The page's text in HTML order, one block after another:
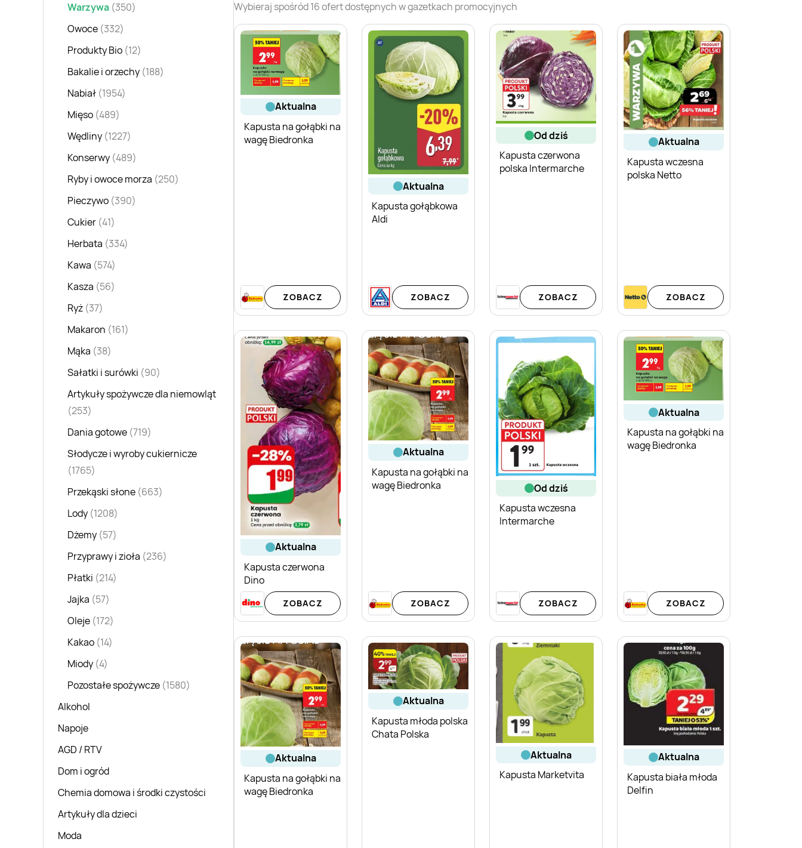
Warzywa (350)
Owoce (332)
Produkty Bio (12)
Bakalie i orzechy (188)
Nabiał (1954)
Mięso (489)
Wędliny (1227)
Konserwy (489)
Ryby i owoce morza (250)
Pieczywo (390)
Cukier (41)
Herbata (334)
Kawa (574)
Kasza (56)
Ryż (37)
Makaron (161)
Mąka (38)
Sałatki i surówki (90)
Artykuły spożywcze dla niemowląt
(253)
Dania gotowe (719)
Słodycze i wyroby cukiernicze
(1765)
Przekąski słone (663)
Lody (1208)
Dżemy (57)
Przyprawy i zioła (236)
Płatki (214)
Jajka (57)
Oleje (172)
Kakao (14)
Miody (4)
Pozostałe spożywcze (1580)
Alkohol
Napoje
AGD / RTV
Dom i ogród
Chemia domowa i środki czystości
Artykuły dla dzieci
Moda
Wybieraj spośród16ofert dostępnych w gazetkach promocyjnych
aktualna
Kapusta na gołąbki na
wagę Biedronka
ZOBACZ
aktualna
Kapusta gołąbkowa
Aldi
ZOBACZ
od dziś
Kapusta czerwona
polska Intermarche
ZOBACZ
aktualna
Kapusta wczesna
polska Netto
ZOBACZ
aktualna
Kapusta czerwona
Dino
ZOBACZ
aktualna
Kapusta na gołąbki na
wagę Biedronka
ZOBACZ
od dziś
Kapusta wczesna
Intermarche
ZOBACZ
aktualna
Kapusta na gołąbki na
wagę Biedronka
ZOBACZ
aktualna
Kapusta na gołąbki na
wagę Biedronka
aktualna
Kapusta młoda polska
Chata Polska
aktualna
Kapusta Marketvita
aktualna
Kapusta biała młoda
Delfin